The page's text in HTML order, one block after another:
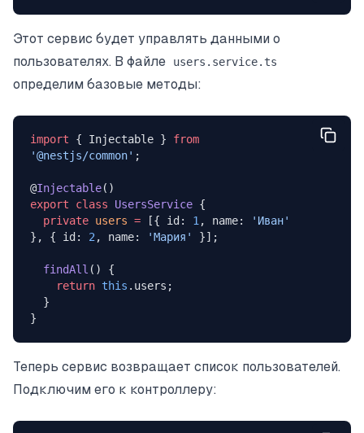
Этот сервис будет управлять данными о
пользователях. В файле
users.service.ts
определим базовые методы:
import { Injectable } from
'@nestjs/common' ;
@Injectable()
export class UsersService {
  private
users = [{ id: 1, name:
'Иван'
}, { id: 2, name: 'Мария' }];
  findAll
() {
    return
this .users;
  }
}
Теперь сервис возвращает список пользователей.
Подключим его к контроллеру: